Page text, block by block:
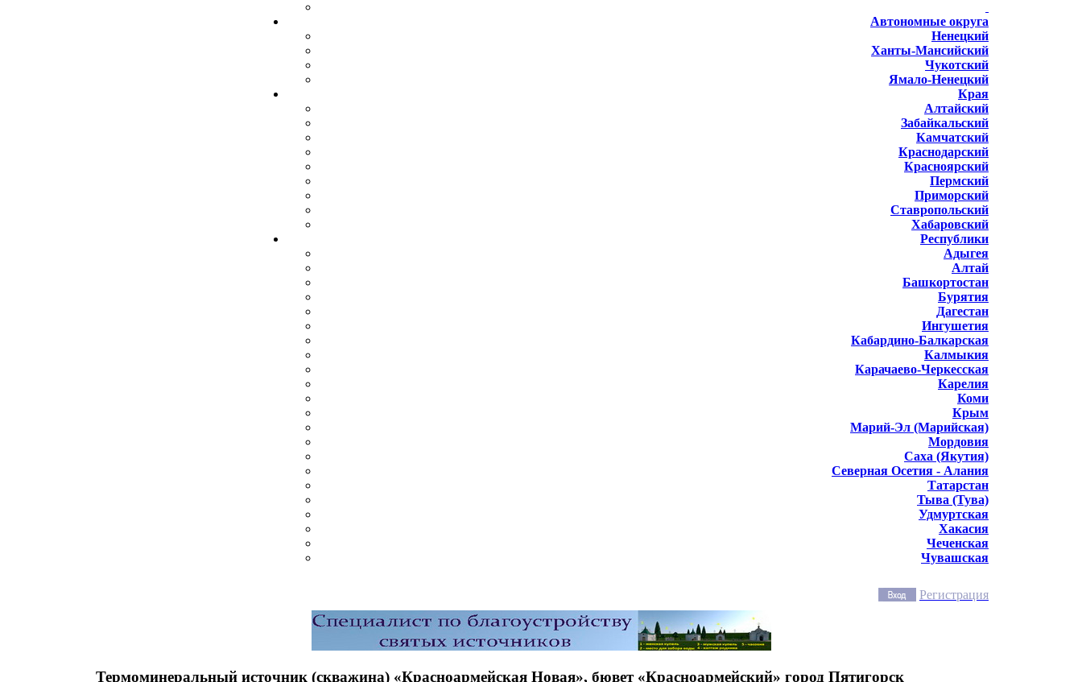
Автономные округа
Ненецкий
Ханты-Мансийский
Чукотский
Ямало-Ненецкий
Края
Алтайский
Забайкальский
Камчатский
Краснодарский
Красноярский
Пермский
Приморский
Ставропольский
Хабаровский
Республики
Адыгея
Алтай
Башкортостан
Бурятия
Дагестан
Ингушетия
Кабардино-Балкарская
Калмыкия
Карачаево-Черкесская
Карелия
Коми
Крым
Марий-Эл (Марийская)
Мордовия
Саха (Якутия)
Северная Осетия - Алания
Татарстан
Тыва (Тува)
Удмуртская
Хакасия
Чеченская
Чувашская
Регистрация
Термоминеральный источник (скважина) «Красноармейская Новая», бювет «Красноармейский» город Пятигорск